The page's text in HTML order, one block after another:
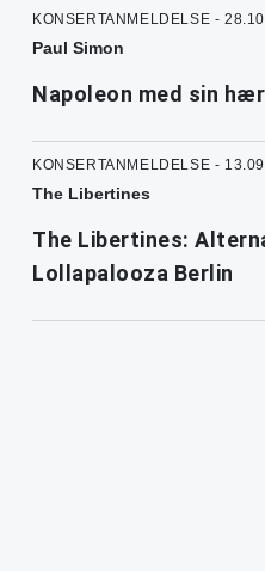
KONSERTANMELDELSE -
Paul Simon
Napoleon med sin hær
KONSERTANMELDELSE -
The Libertines
The Libertines:
Lollapalooza Berlin